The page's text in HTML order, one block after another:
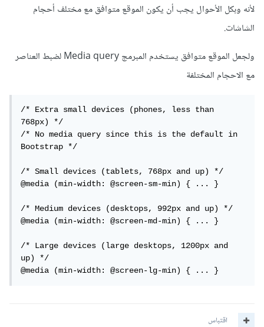
لأنه وبكل الأحوال يجب أن يكون الموقع متوافق مع مختلف أحجام
الشاشات.
ولجعل الموقع متوافق يستخدم المبرمج Media query لضبط العناصر
مع الاحجام المختلفة
/* Extra small devices (phones, less than
768px) */
/* No media query since this is the default in
Bootstrap */
/* Small devices (tablets, 768px and up) */
@media (min-width: @screen-sm-min) { ... }
/* Medium devices (desktops, 992px and up) */
@media (min-width: @screen-md-min) { ... }
/* Large devices (large desktops, 1200px and
up) */
@media (min-width: @screen-lg-min) { ... }
اقتباس